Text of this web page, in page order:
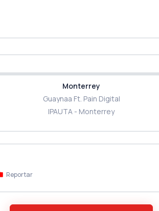
Monterrey
Guaynaa Ft. Pain Digital
IPAUTA - Monterrey
Reportar